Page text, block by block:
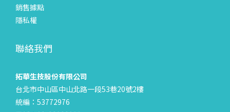
銷售據點
隱私權
聯絡我們
拓華生技股份有限公司
台北市中山區中山北路一段53巷20號2樓
統編：53772976